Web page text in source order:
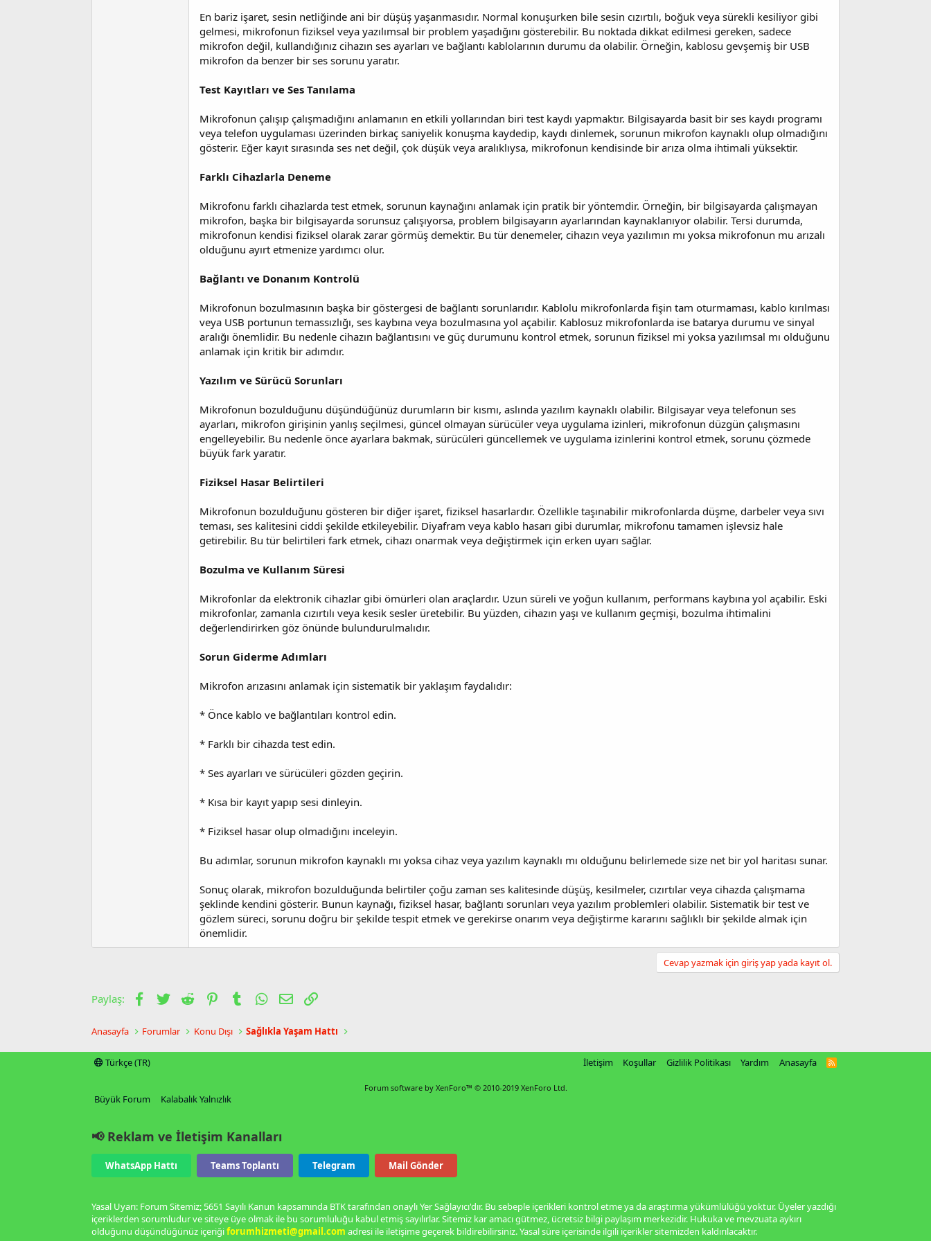
En bariz işaret, sesin netliğinde ani bir düşüş yaşanmasıdır. Normal konuşurken bile sesin cızırtılı, boğuk veya sürekli kesiliyor gibi
gelmesi, mikrofonun fiziksel veya yazılımsal bir problem yaşadığını gösterebilir. Bu noktada dikkat edilmesi gereken, sadece
mikrofon değil, kullandığınız cihazın ses ayarları ve bağlantı kablolarının durumu da olabilir. Örneğin, kablosu gevşemiş bir USB
mikrofon da benzer bir ses sorunu yaratır.
Test Kayıtları ve Ses Tanılama
Mikrofonun çalışıp çalışmadığını anlamanın en etkili yollarından biri test kaydı yapmaktır. Bilgisayarda basit bir ses kaydı programı
veya telefon uygulaması üzerinden birkaç saniyelik konuşma kaydedip, kaydı dinlemek, sorunun mikrofon kaynaklı olup olmadığını
gösterir. Eğer kayıt sırasında ses net değil, çok düşük veya aralıklıysa, mikrofonun kendisinde bir arıza olma ihtimali yüksektir.
Farklı Cihazlarla Deneme
Mikrofonu farklı cihazlarda test etmek, sorunun kaynağını anlamak için pratik bir yöntemdir. Örneğin, bir bilgisayarda çalışmayan
mikrofon, başka bir bilgisayarda sorunsuz çalışıyorsa, problem bilgisayarın ayarlarından kaynaklanıyor olabilir. Tersi durumda,
mikrofonun kendisi fiziksel olarak zarar görmüş demektir. Bu tür denemeler, cihazın veya yazılımın mı yoksa mikrofonun mu arızalı
olduğunu ayırt etmenize yardımcı olur.
Bağlantı ve Donanım Kontrolü
Mikrofonun bozulmasının başka bir göstergesi de bağlantı sorunlarıdır. Kablolu mikrofonlarda fişin tam oturmaması, kablo kırılması
veya USB portunun temassızlığı, ses kaybına veya bozulmasına yol açabilir. Kablosuz mikrofonlarda ise batarya durumu ve sinyal
aralığı önemlidir. Bu nedenle cihazın bağlantısını ve güç durumunu kontrol etmek, sorunun fiziksel mi yoksa yazılımsal mı olduğunu
anlamak için kritik bir adımdır.
Yazılım ve Sürücü Sorunları
Mikrofonun bozulduğunu düşündüğünüz durumların bir kısmı, aslında yazılım kaynaklı olabilir. Bilgisayar veya telefonun ses
ayarları, mikrofon girişinin yanlış seçilmesi, güncel olmayan sürücüler veya uygulama izinleri, mikrofonun düzgün çalışmasını
engelleyebilir. Bu nedenle önce ayarlara bakmak, sürücüleri güncellemek ve uygulama izinlerini kontrol etmek, sorunu çözmede
büyük fark yaratır.
Fiziksel Hasar Belirtileri
Mikrofonun bozulduğunu gösteren bir diğer işaret, fiziksel hasarlardır. Özellikle taşınabilir mikrofonlarda düşme, darbeler veya sıvı
teması, ses kalitesini ciddi şekilde etkileyebilir. Diyafram veya kablo hasarı gibi durumlar, mikrofonu tamamen işlevsiz hale
getirebilir. Bu tür belirtileri fark etmek, cihazı onarmak veya değiştirmek için erken uyarı sağlar.
Bozulma ve Kullanım Süresi
Mikrofonlar da elektronik cihazlar gibi ömürleri olan araçlardır. Uzun süreli ve yoğun kullanım, performans kaybına yol açabilir. Eski
mikrofonlar, zamanla cızırtılı veya kesik sesler üretebilir. Bu yüzden, cihazın yaşı ve kullanım geçmişi, bozulma ihtimalini
değerlendirirken göz önünde bulundurulmalıdır.
Sorun Giderme Adımları
Mikrofon arızasını anlamak için sistematik bir yaklaşım faydalıdır:
* Önce kablo ve bağlantıları kontrol edin.
* Farklı bir cihazda test edin.
* Ses ayarları ve sürücüleri gözden geçirin.
* Kısa bir kayıt yapıp sesi dinleyin.
* Fiziksel hasar olup olmadığını inceleyin.
Bu adımlar, sorunun mikrofon kaynaklı mı yoksa cihaz veya yazılım kaynaklı mı olduğunu belirlemede size net bir yol haritası sunar.
Sonuç olarak, mikrofon bozulduğunda belirtiler çoğu zaman ses kalitesinde düşüş, kesilmeler, cızırtılar veya cihazda çalışmama
şeklinde kendini gösterir. Bunun kaynağı, fiziksel hasar, bağlantı sorunları veya yazılım problemleri olabilir. Sistematik bir test ve
gözlem süreci, sorunu doğru bir şekilde tespit etmek ve gerekirse onarım veya değiştirme kararını sağlıklı bir şekilde almak için
önemlidir.
Cevap yazmak için giriş yap yada kayıt ol.
Paylaş: Facebook
TwitterReddit PinterestTumblrWhatsApp
E-postaLink
Anasayfa Forumlar Konu Dışı Sağlıkla Yaşam Hattı
Türkçe (TR) İletişim Koşullar Gizlilik Politikası Yardım Anasayfa
R
Forum software by XenForo™ © 2010-2019 XenForo Ltd.
Büyük Forum Kalabalık Yalnızlık
📢 Reklam ve İletişim Kanalları
WhatsApp Hattı Teams Toplantı Telegram Mail Gönder
Yasal Uyarı: Forum Sitemiz; 5651 Sayılı Kanun kapsamında BTK tarafından onaylı Yer Sağlayıcı'dır. Bu sebeple içerikleri kontrol etme ya da araştırma yükümlülüğü yoktur. Üyeler yazdığı
içeriklerden sorumludur ve siteye üye olmak ile bu sorumluluğu kabul etmiş sayılırlar. Sitemiz kar amacı gütmez, ücretsiz bilgi paylaşım merkezidir. Hukuka ve mevzuata aykırı
olduğunu düşündüğünüz içeriğiforumhizmeti@gmail.com adresi ile iletişime geçerek bildirebilirsiniz. Yasal süre içerisinde ilgili içerikler sitemizden kaldırılacaktır.